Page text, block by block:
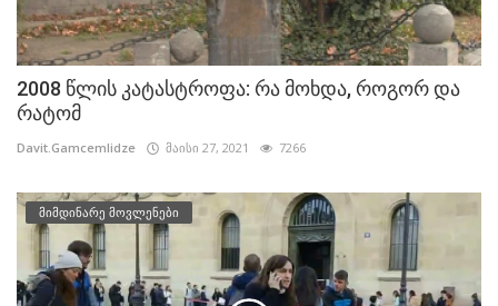
2008 წლის კატასტროფა: რა მოხდა, როგორ და
რატომ
Davit.Gamcemlidze მაისი 27, 2021 7266
მიმდინარე მოვლენები